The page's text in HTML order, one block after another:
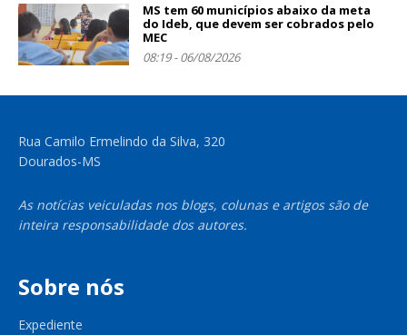
MS tem 60 municípios abaixo da meta
do Ideb, que devem ser cobrados pelo
MEC
08:19 - 06/08/2026
Rua Camilo Ermelindo da Silva, 320
Dourados-MS
As notícias veiculadas nos blogs, colunas e artigos são de
inteira responsabilidade dos autores.
Sobre nós
Expediente